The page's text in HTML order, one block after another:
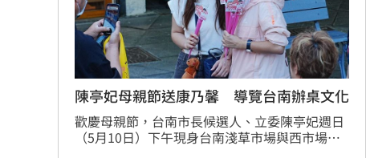
陳亭妃母親節送康乃馨 導覽台南辦桌文化
歡慶母親節，台南市長候選人、立委陳亭妃週日
（5月10日）下午現身台南淺草市場與西市場，